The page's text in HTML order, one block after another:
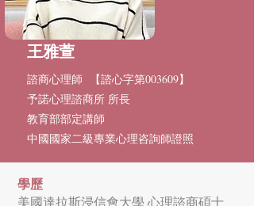
王雅萱
諮商心理師 【諮心字第003609】
​予諾心理諮商所 所長
教育部部定講師
中國國家二級專業心理咨詢師證照
學歷
美國達拉斯浸信會大學 心理諮商碩士